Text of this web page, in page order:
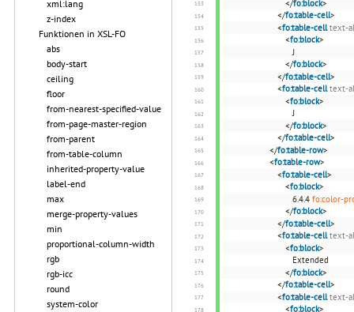
xml:lang
z-index
Funktionen in XSL-FO
abs
body-start
ceiling
floor
from-nearest-specified-value
from-page-master-region
from-parent
from-table-column
inherited-property-value
label-end
max
merge-property-values
min
proportional-column-width
rgb
rgb-icc
round
system-color
</fo:block>
</fo:table-cell>
<fo:table-cell text-
<fo:block>
J
</fo:block>
</fo:table-cell>
<fo:table-cell text-
<fo:block>
J
</fo:block>
</fo:table-cell>
</fo:table-row>
<fo:table-row>
<fo:table-cell>
<fo:block>
6.4.4 fo:color-
</fo:block>
</fo:table-cell>
<fo:table-cell text-
<fo:block>
Extended
</fo:block>
</fo:table-cell>
<fo:table-cell text-
<fo:block>